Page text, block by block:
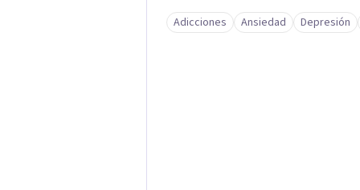
objetivos. Entre nuestras
como el tratamiento de problemas
Adicciones Ansiedad Depresión